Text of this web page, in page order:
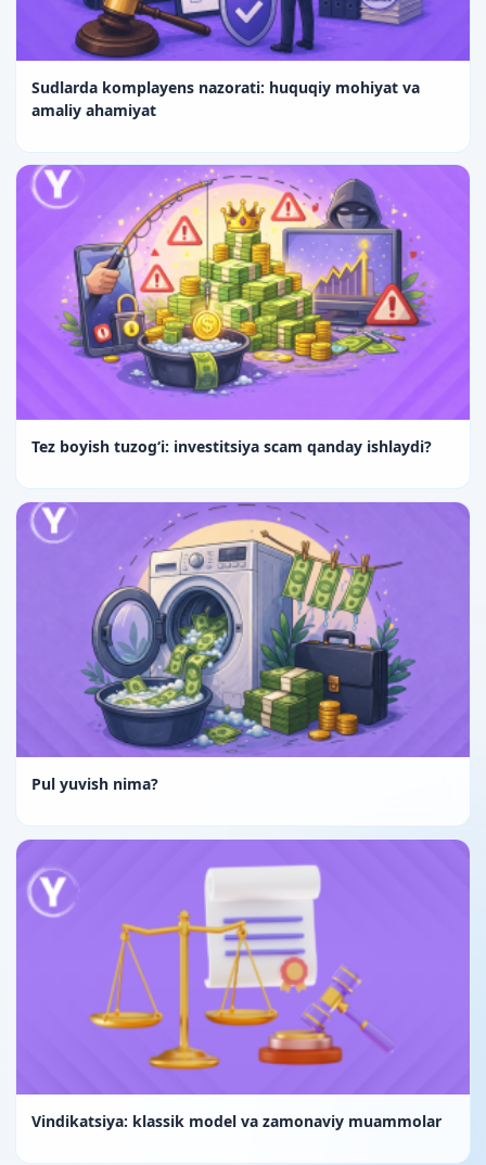
Sudlarda komplayens nazorati: huquqiy mohiyat va
amaliy ahamiyat
Tez boyish tuzog‘i: investitsiya scam qanday ishlaydi?
Pul yuvish nima?
Vindikatsiya: klassik model va zamonaviy muammolar